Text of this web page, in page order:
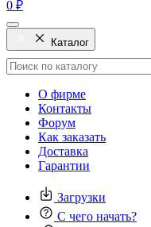
0 ₽
Каталог
О фирме
Контакты
Форум
Как заказать
Доставка
Гарантии
Загрузки
С чего начать?